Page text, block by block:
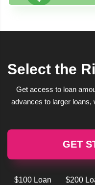
Select the
Get access to loan
advances to larger loans,
GET
$100 Loan $200